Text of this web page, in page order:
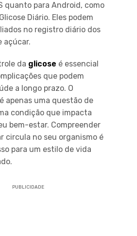
quanto para Android, como
Diário. Eles podem
no registro diário dos
açúcar.
da glicose é essencial
que podem
a longo prazo. O
apenas uma questão de
condição que impacta
bem-estar. Compreender
circula no seu organismo é
para um estilo de vida
PUBLICIDADE